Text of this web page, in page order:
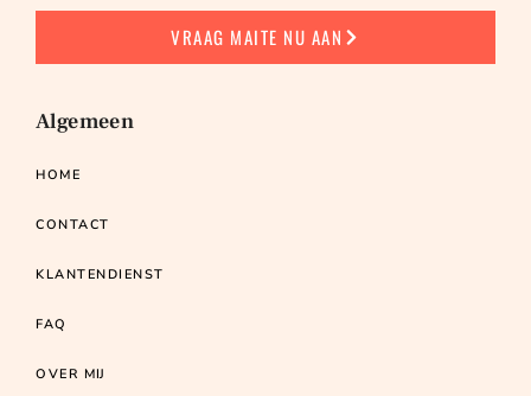
VRAAG MAITE NU AAN
Algemeen
HOME
CONTACT
KLANTENDIENST
FAQ
OVER MIJ